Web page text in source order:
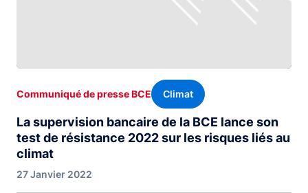
La supervision bancaire de la BCE lance son
test de résistance 2022 sur les risques liés au
climat
Communiqué de presse BCE Climat
27 Janvier 2022